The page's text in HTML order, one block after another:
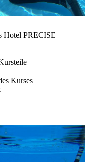
Hotel PRECISE
Kurses